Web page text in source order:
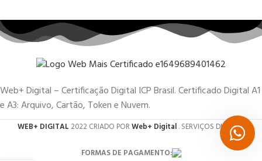
Web+ Digital – Certificação Digital ICP Brasil. Certificado Digital A1
e A3: Arquivo, Cartão, Token e Nuvem.
WEB+ DIGITAL 2022 CRIADO PORWeb+ Digital. SERVIÇOS DIGITAIS.
FORMAS DE PAGAMENTO: